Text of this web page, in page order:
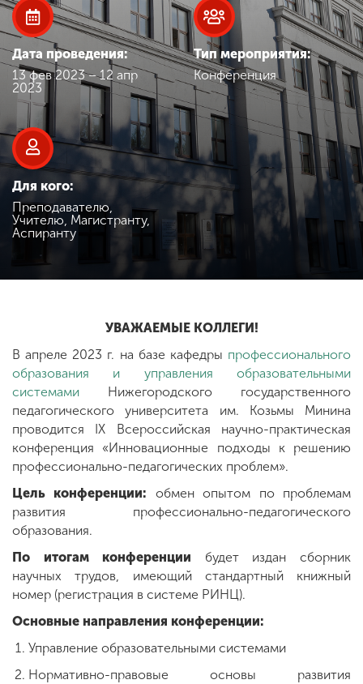
Наука
Международная
деятельность
Другие виды
деятельности
Студенческая жизнь
Сведения об
образовательной
организации
ENG SPN CHI
Приемная
+7 (831) 262-26-20
Дата проведения:
13 фев 2023 – 12 апр
2023
Тип мероприятия:
Конференция
Для кого:
Преподавателю,
Учителю, Магистранту,
Аспиранту
УВАЖАЕМЫЕ КОЛЛЕГИ!
В апреле 2023 г. на базе кафедры профессионального
образования и управления образовательными
системами Нижегородского государственного
педагогического университета им. Козьмы Минина
проводится IX Всероссийская научно-практическая
конференция «Инновационные подходы к решению
профессионально-педагогических проблем».
Цель конференции: обмен опытом по проблемам
развития профессионально-педагогического
образования.
По итогам конференции будет издан сборник
научных трудов, имеющий стандартный книжный
номер (регистрация в системе РИНЦ).
Основные направления конференции:
Управление образовательными системами
Нормативно-правовые основы развития